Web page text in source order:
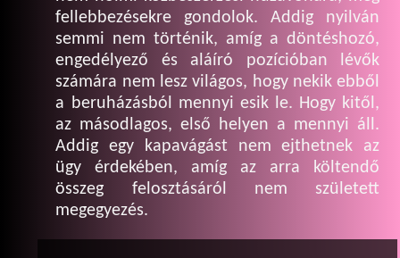
fellebbezésekre gondolok. Addig nyilván
semmi nem történik, amíg a döntéshozó,
engedélyező és aláíró pozícióban lévők
számára nem lesz világos, hogy nekik ebből
a beruházásból mennyi esik le. Hogy kitől,
az másodlagos, első helyen a mennyi áll.
Addig egy kapavágást nem ejthetnek az
ügy érdekében, amíg az arra költendő
összeg felosztásáról nem született
megegyezés.